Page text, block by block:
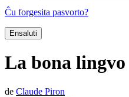
Ĉu forgesita pasvorto?
Ensaluti
La bona lingvo
de Claude Piron